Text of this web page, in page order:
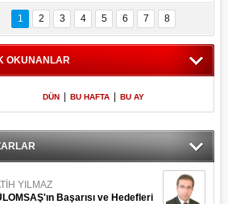
İstanbul
Adaları
600 milletvekilinin
listesi
1 2 3 4 5 6 7 8
OKUNANLAR
DÜN BU HAFTA BU AY
YILMAZ
Başarısı ve Hedefleri